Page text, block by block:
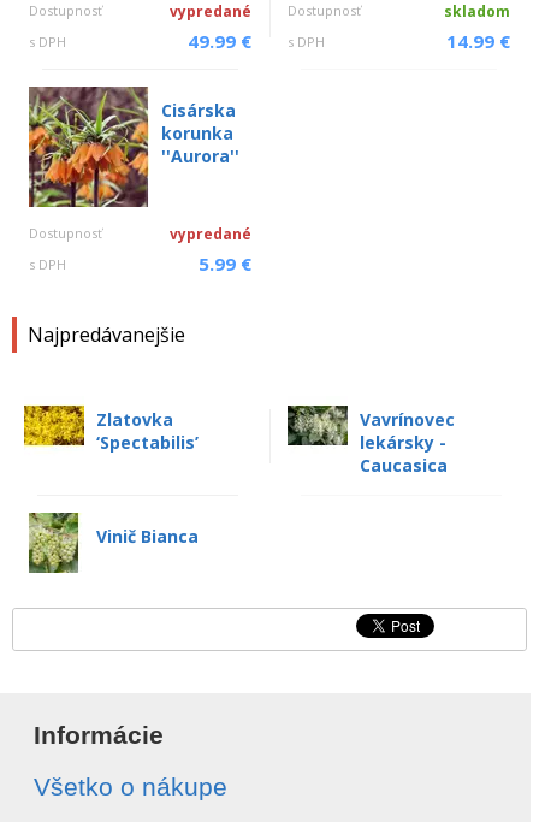
Dostupnosť vypredané
s DPH 49.99 €
Dostupnosť skladom
s DPH 14.99 €
Cisárska
korunka
''Aurora''
Dostupnosť vypredané
s DPH 5.99 €
Najpredávanejšie
Zlatovka
‘Spectabilis’
Vavrínovec
lekársky -
Caucasica
Vinič Bianca
Informácie
Všetko o nákupe